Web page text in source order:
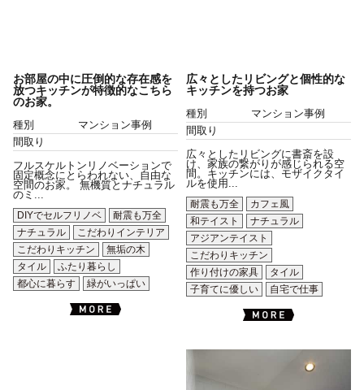
お部屋の中に圧倒的な存在感を
放つキッチンが特徴的なこちら
のお家。
種別
マンション事例
間取り
フルスケルトンリノベーションで
固定概念にとらわれない、自由な
空間のお家。 無機質とナチュラル
のミ...
DIYでセルフリノベ
耐震も万全
ナチュラル
こだわりインテリア
こだわりキッチン
無垢の木
タイル
ふたり暮らし
都心に暮らす
緑がいっぱい
広々としたリビングと個性的な
キッチンを持つお家
種別
マンション事例
間取り
広々としたリビングに書斎を設
け、家族の繋がりが感じられる空
間。キッチンには、モザイクタイ
ルを使用...
耐震も万全
カフェ風
和テイスト
ナチュラル
アジアンテイスト
こだわりキッチン
作り付けの家具
タイル
子育てに優しい
自宅で仕事